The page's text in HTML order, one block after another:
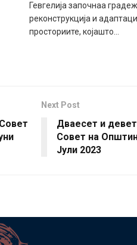
Гевгелија започнаа
реконструкција и
просториите, којашто...
Next Post
Дваесет и
Совет на
Јули 2023